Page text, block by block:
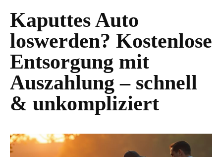
Kaputtes Auto
loswerden? Kostenlose
Entsorgung mit
Auszahlung – schnell
& unkompliziert